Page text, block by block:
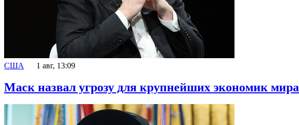
США 1 авг, 13:09
Маск назвал угрозу для крупнейших экономик мира